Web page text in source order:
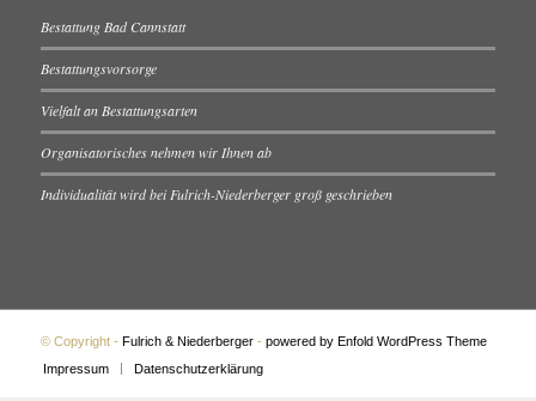
Bestattung Bad Cannstatt
Bestattungsvorsorge
Vielfalt an Bestattungsarten
Organisatorisches nehmen wir Ihnen ab
Individualität wird bei Fulrich-Niederberger groß geschrieben
© Copyright - Fulrich & Niederberger- powered by Enfold WordPress Theme
Impressum
Datenschutzerklärung